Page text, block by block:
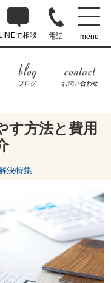
LINEで相談 電話 menu
ブログ お問い合わせ
す方法と費用
決特集